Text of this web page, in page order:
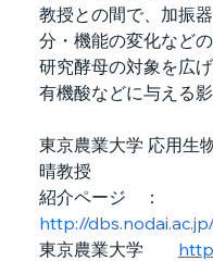
教授との間で、加振
分・機能の変化など
研究酵母の対象を広
有機酸などに与える
東京農業大学 応用生
晴教授
紹介ページ　：
http://
東京農業大学